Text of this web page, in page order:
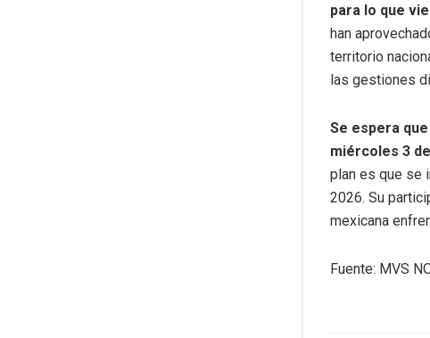
para lo que
han
territorio
las gestiones
Se espera
miércoles 3
plan es que se
2026. Su
mexicana
Fuente: MVS